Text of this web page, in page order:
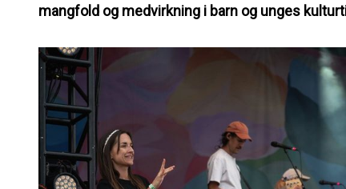
mangfold og medvirkning i barn og unges